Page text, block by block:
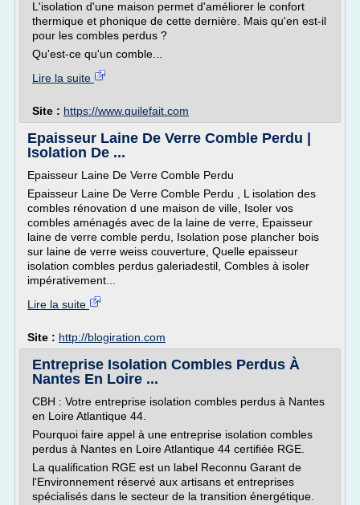
L'isolation d'une maison permet d'améliorer le confort
thermique et phonique de cette dernière. Mais qu'en est-il
pour les combles perdus ?
Qu'est-ce qu'un comble...
Lire la suite
Site : https://www.quilefait.com
Epaisseur Laine De Verre Comble Perdu |
Isolation De ...
Epaisseur Laine De Verre Comble Perdu
Epaisseur Laine De Verre Comble Perdu , L isolation des
combles rénovation d une maison de ville, Isoler vos
combles aménagés avec de la laine de verre, Epaisseur
laine de verre comble perdu, Isolation pose plancher bois
sur laine de verre weiss couverture, Quelle epaisseur
isolation combles perdus galeriadestil, Combles à isoler
impérativement...
Lire la suite
Site : http://blogiration.com
Entreprise Isolation Combles Perdus À
Nantes En Loire ...
CBH : Votre entreprise isolation combles perdus à Nantes
en Loire Atlantique 44.
Pourquoi faire appel à une entreprise isolation combles
perdus à Nantes en Loire Atlantique 44 certifiée RGE.
La qualification RGE est un label Reconnu Garant de
l'Environnement réservé aux artisans et entreprises
spécialisés dans le secteur de la transition énergétique.